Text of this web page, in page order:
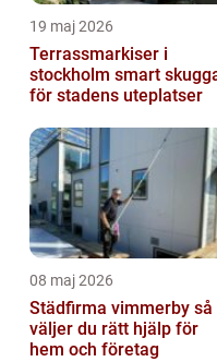
19 maj 2026
Terrassmarkiser i
stockholm smart skugga
för stadens uteplatser
08 maj 2026
Städfirma vimmerby så
väljer du rätt hjälp för
hem och företag